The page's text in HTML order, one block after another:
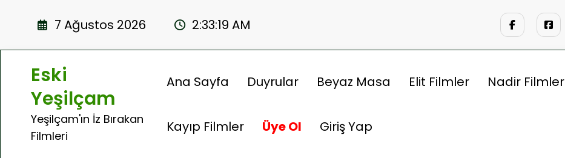
7 Ağustos 2026 2:33:19 AM
Eski
Yeşilçam
Yeşilçam'ın İz Bırakan
Filmleri
Ana Sayfa Duyrular Beyaz Masa Elit Filmler Nadir Filmler
Kayıp Filmler Üye Ol Giriş Yap